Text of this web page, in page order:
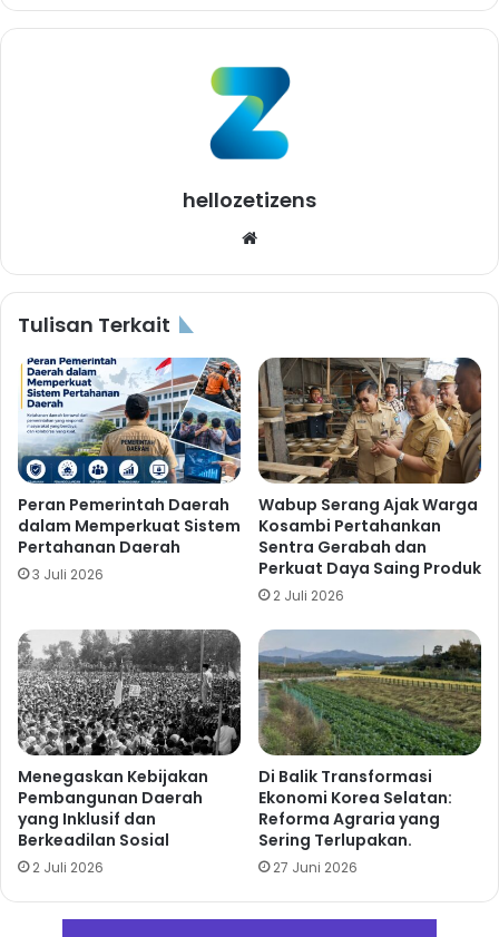
hellozetizens
Tulisan Terkait
Peran Pemerintah Daerah
dalam Memperkuat Sistem
Pertahanan Daerah
3 Juli 2026
Wabup Serang Ajak Warga
Kosambi Pertahankan
Sentra Gerabah dan
Perkuat Daya Saing Produk
2 Juli 2026
Menegaskan Kebijakan
Pembangunan Daerah
yang Inklusif dan
Berkeadilan Sosial
2 Juli 2026
Di Balik Transformasi
Ekonomi Korea Selatan:
Reforma Agraria yang
Sering Terlupakan.
27 Juni 2026